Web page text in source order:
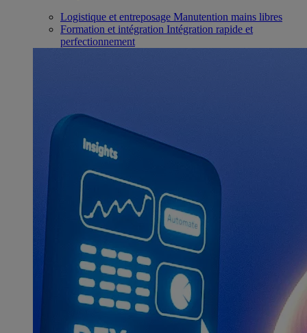
Logistique et entreposage Manutention mains libres
Formation et intégration Intégration rapide et
perfectionnement